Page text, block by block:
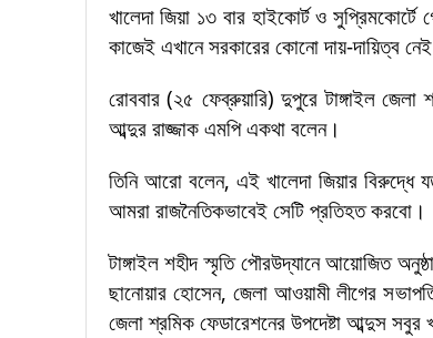
খালেদা জিয়া ১৩ বার হাইকোর্ট ও
কাজেই এখানে সরকারের কোনো দায়-দায়িত্ব
রোববার (২৫ ফেব্রুয়ারি) দুপুরে টাঙ্গাইল
আব্দুর রাজ্জাক এমপি একথা বলেন।
তিনি আরো বলেন, এই খালেদা জিয়ার বিরুদ্ধে
আমরা রাজনৈতিকভাবেই সেটি প্রতিহত করবো।
টাঙ্গাইল শহীদ স্মৃতি পৌরউদ্যানে আয়োজিত
ছানোয়ার হোসেন, জেলা আওয়ামী লীগের
জেলা শ্রমিক ফেডারেশনের উপদেষ্টা আব্দুস সবুর